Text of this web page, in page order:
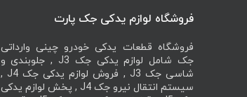
فروشگاه لوازم یدکی جک پارت
فروشگاه قطعات یدکی خودرو چینی وارداتی
جک شامل لوازم یدکی جک J3 , جلوبندی و
شاسی جک J3 , فروش لوازم یدکی جک J4 ,
سیستم انتقال نیرو جک J4 , پخش لوازم یدکی